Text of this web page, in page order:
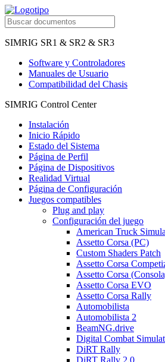
SIMRIG SR1 & SR2 & SR3
Software y Controladores
Manuales de Usuario
Compatibilidad del Chasis
SIMRIG Control Center
Instalación
Inicio Rápido
Estado del Sistema
Página de Perfil
Página de Dispositivos
Realidad Virtual
Página de Configuración
Juegos compatibles
Plug and play
Configuración del juego
American Truck
Assetto Corsa (PC)
Custom Shaders Patch
Assetto Corsa
Assetto Corsa
Assetto Corsa EVO
Assetto Corsa Rally
Automobilista
Automobilista 2
BeamNG.drive
Digital Combat
DiRT Rally
DiRT Rally 2.0